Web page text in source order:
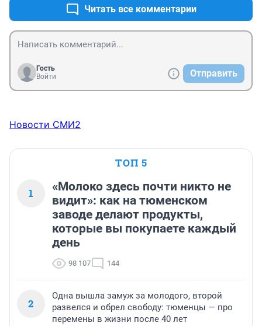
Читать все комментарии
Гость
Войти
Отправить
Новости СМИ2
ТОП 5
1
«Молоко здесь почти никто не
видит»: как на тюменском
заводе делают продукты,
которые вы покупаете каждый
день
98 107 144
2
Одна вышла замуж за молодого, второй
развелся и обрел свободу: тюменцы — про
перемены в жизни после 40 лет